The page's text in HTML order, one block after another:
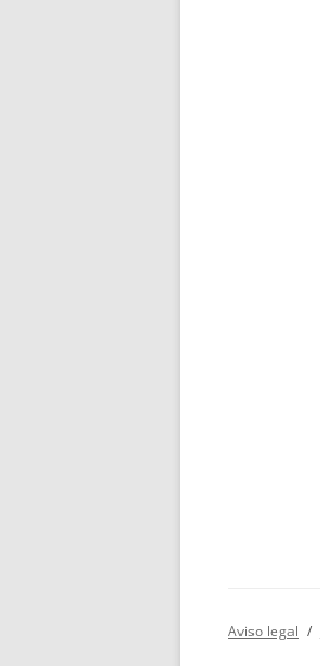
Aviso legal